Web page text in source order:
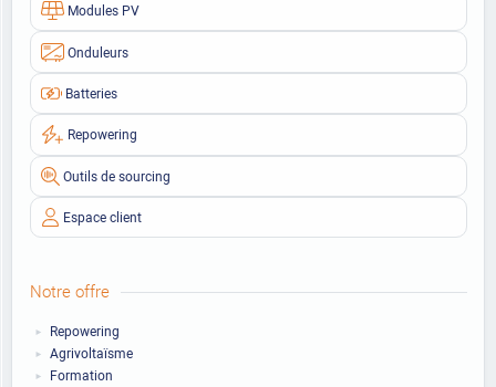
Modules PV
Onduleurs
Batteries
Repowering
Outils de sourcing
Espace client
Notre offre
Repowering
Agrivoltaïsme
Formation